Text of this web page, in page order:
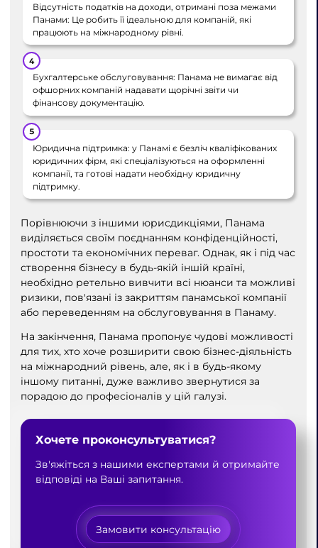
Відсутність податків на доходи, отримані поза межами
Панами: Це робить її ідеальною для компаній, які
працюють на міжнародному рівні.
Бухгалтерське обслуговування: Панама не вимагає від
офшорних компаній надавати щорічні звіти чи
фінансову документацію.
Юридична підтримка: у Панамі є безліч кваліфікованих
юридичних фірм, які спеціалізуються на оформленні
компанії, та готові надати необхідну юридичну
підтримку.
Порівнюючи з іншими юрисдикціями, Панама
виділяється своїм поєднанням конфіденційності,
простоти та економічних переваг. Однак, як і під час
створення бізнесу в будь-якій іншій країні,
необхідно ретельно вивчити всі нюанси та можливі
ризики, пов'язані із закриттям панамської компанії
або переведенням на обслуговування в Панаму.
На закінчення, Панама пропонує чудові можливості
для тих, хто хоче розширити свою бізнес-діяльність
на міжнародний рівень, але, як і в будь-якому
іншому питанні, дуже важливо звернутися за
порадою до професіоналів у цій галузі.
Хочете проконсультуватися?
Зв'яжіться з нашими експертами й отримайте
відповіді на Ваші запитання.
Замовити консультацію